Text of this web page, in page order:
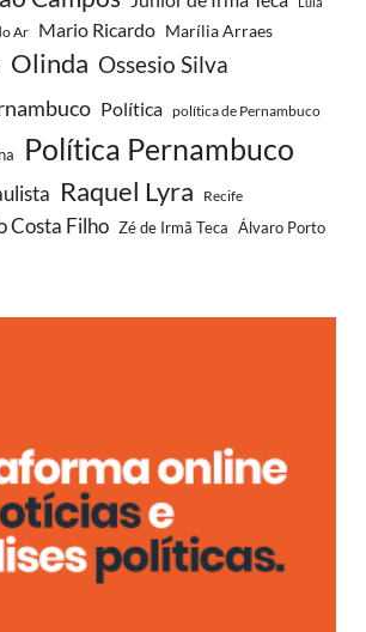
Ar Mario Ricardo Marília Arraes
Olinda Ossesio Silva
Política política de Pernambuco
Política Pernambuco
Raquel Lyra
Recife
Costa Filho Zé de Irmã Teca Álvaro Porto